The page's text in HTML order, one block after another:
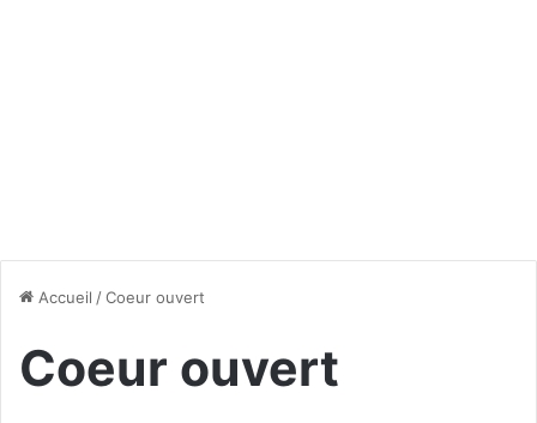
Accueil /Coeur ouvert
Coeur ouvert